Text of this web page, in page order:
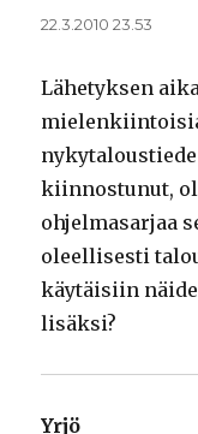
22.3.2010 23.53
Lähetyksen
kiinnostunut,
ohjelmasarjaa
oleellisesti
käytäisiin
lisäksi?
Yrjö